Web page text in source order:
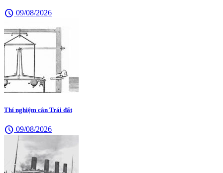
schedule 09/08/2026
Thí nghiệm cân Trái đất
schedule 09/08/2026